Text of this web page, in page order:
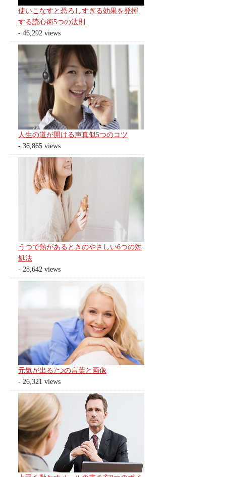
使いこなすと恐ろしすぎる効果を発揮
する読心術5つの法則
- 46,292 views
人生の道が開ける声真似5つのコツ
- 36,865 views
うつで熱があるときのやさしい6つの対
処法
- 28,642 views
元気が出る7つの言葉と画像
- 26,321 views